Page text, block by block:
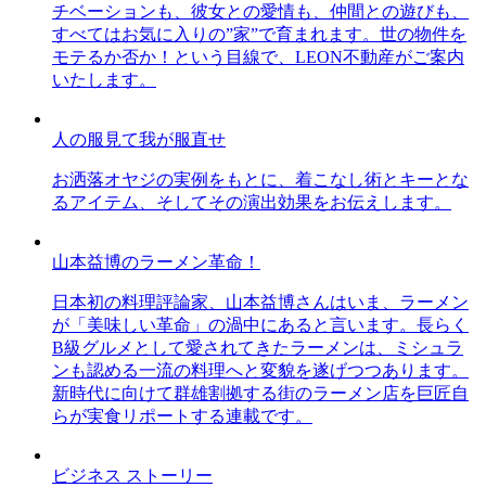
チベーションも、彼女との愛情も、仲間との遊びも、
すべてはお気に入りの”家”で育まれます。世の物件を
モテるか否か！という目線で、LEON不動産がご案内
いたします。
人の服見て我が服直せ
お洒落オヤジの実例をもとに、着こなし術とキーとな
るアイテム、そしてその演出効果をお伝えします。
山本益博のラーメン革命！
日本初の料理評論家、山本益博さんはいま、ラーメン
が「美味しい革命」の渦中にあると言います。長らく
B級グルメとして愛されてきたラーメンは、ミシュラ
ンも認める一流の料理へと変貌を遂げつつあります。
新時代に向けて群雄割拠する街のラーメン店を巨匠自
らが実食リポートする連載です。
ビジネス ストーリー